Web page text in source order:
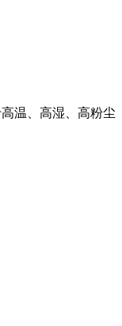
温、高湿、高粉尘